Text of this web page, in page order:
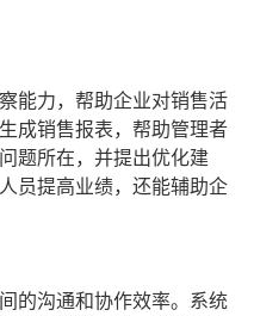
能力，帮助企业对销售活
成销售报表，帮助管理者
题所在，并提出优化建
员提高业绩，还能辅助企
的沟通和协作效率。系统